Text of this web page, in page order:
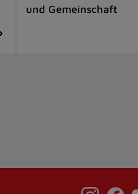
und Gemeinschaft